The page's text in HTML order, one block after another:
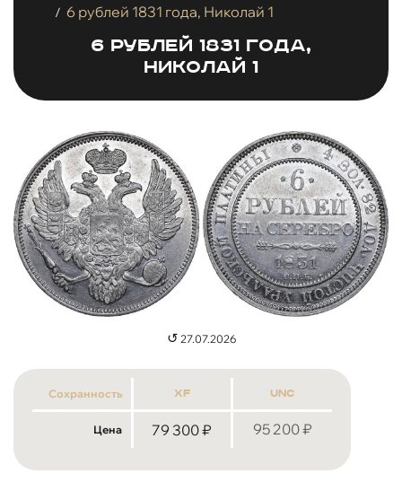
/ 6 рублей 1831 года, Николай 1
6 рублей 1831 года,
Николай 1
↺ 27.07.2026
Сохранность xf unc
Цена 79 300₽ 95 200₽